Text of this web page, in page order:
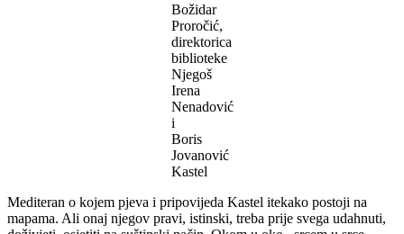
Božidar
Proročić,
direktorica
biblioteke
Njegoš
Irena
Nenadović
i
Boris
Jovanović
Kastel
Mediteran o kojem pjeva i pripovijeda Kastel itekako postoji na
mapama. Ali onaj njegov pravi, istinski, treba prije svega udahnuti,